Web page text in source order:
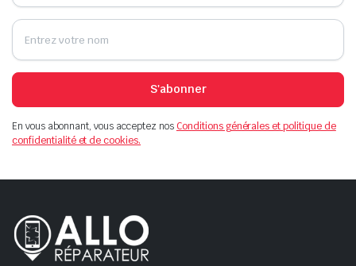
S'abonner
En vous abonnant, vous acceptez nosConditions générales et politique de
confidentialité et de cookies.